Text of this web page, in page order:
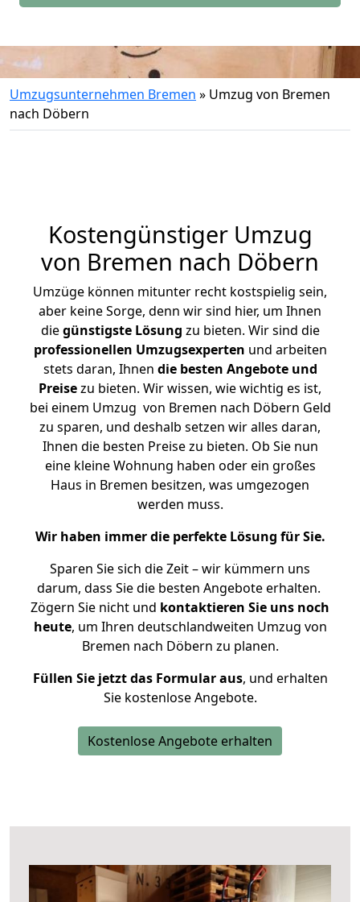
Umzugsunternehmen Bremen » Umzug von Bremen
nach Döbern
Kostengünstiger Umzug
von Bremen nach Döbern
Umzüge können mitunter recht kostspielig sein,
aber keine Sorge, denn wir sind hier, um Ihnen
diegünstigste Lösung zu bieten. Wir sind die
professionellen Umzugsexperten und arbeiten
stets daran, Ihnen die besten Angebote und
Preisezu bieten. Wir wissen, wie wichtig es ist,
bei einem Umzug von Bremen nach Döbern Geld
zu sparen, und deshalb setzen wir alles daran,
Ihnen die besten Preise zu bieten. Ob Sie nun
eine kleine Wohnung haben oder ein großes
Haus in Bremen besitzen, was umgezogen
werden muss.
Wir haben immer die perfekte Lösung für Sie.
Sparen Sie sich die Zeit – wir kümmern uns
darum, dass Sie die besten Angebote erhalten.
Zögern Sie nicht und kontaktieren Sie uns noch
heute, um Ihren deutschlandweiten Umzug von
Bremen nach Döbern zu planen.
Füllen Sie jetzt das Formular aus, und erhalten
Sie kostenlose Angebote.
Kostenlose Angebote erhalten